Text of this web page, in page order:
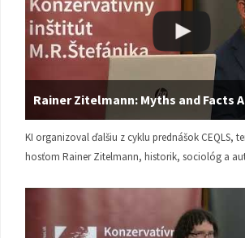
Rainer Zitelmann: Myths and Facts
KI organizoval ďalšiu z cyklu prednášok CEQLS,
hosťom Rainer Zitelmann, historik, sociológ a